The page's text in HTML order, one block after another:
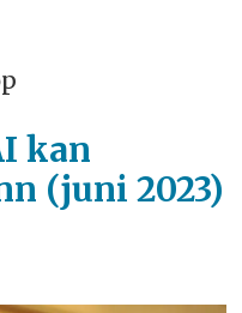
kan
(juni 2023)